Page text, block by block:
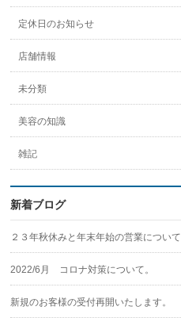
定休日のお知らせ
店舗情報
未分類
美容の知識
雑記
新着ブログ
２３年秋休みと年末年始の営業について
2022/6月 コロナ対策について。
新規のお客様の受付再開いたします。